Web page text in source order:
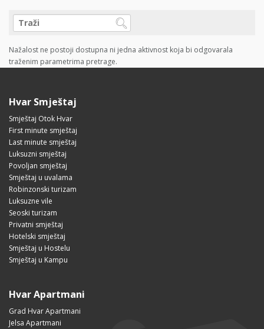
Nažalost ne postoji dostupna ni jedna aktivnost koja bi odgovarala
traženim parametrima pretrage.
Hvar Smještaj
Smještaj Otok Hvar
First minute smještaj
Last minute smještaj
Luksuzni smještaj
Povoljan smještaj
Smještaj u uvalama
Robinzonski turizam
Luksuzne vile
Seoski turizam
Privatni smještaj
Hotelski smještaj
Smještaj u Hostelu
Smještaj u Kampu
Hvar Apartmani
Grad Hvar Apartmani
Jelsa Apartmani